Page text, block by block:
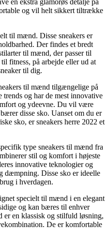
og vil helt sikkert tiltrække
til mænd. Disse sneakers er
Der findes et bredt
til mænd, der passer til
fitness, på arbejde eller ud at
til dig.
til mænd tilgængelige på
trends og har de mest innovative
og ydeevne. Du vil være
disse sko. Uanset om du er
sko, er sneakers herre 2022 et
type sneakers til mænd fra
stil og komfort i højeste
innovative teknologier og
dæmpning. Disse sko er ideelle
i hverdagen.
specielt til mænd i en elegant
og kan bæres til enhver
er en klassisk og stilfuld løsning,
De er komfortable